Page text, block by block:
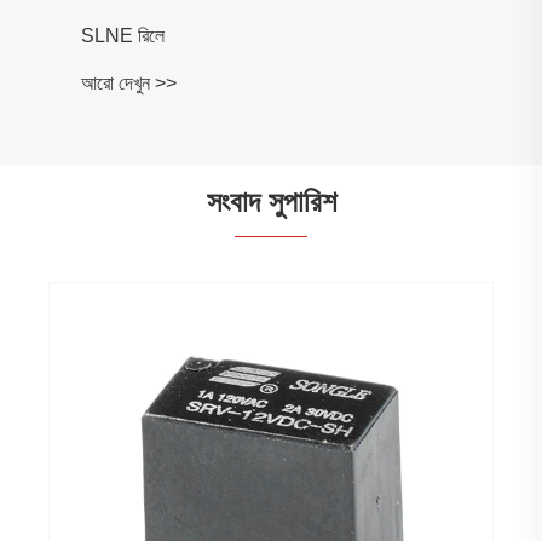
SLNE রিলে
আরো দেখুন >>
সংবাদ সুপারিশ